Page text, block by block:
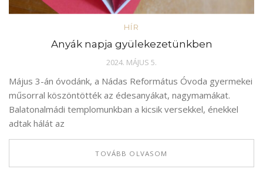
HÍR
Anyák napja gyülekezetünkben
2024. MÁJUS 5.
Május 3-án óvodánk, a Nádas Református Óvoda gyermekei
műsorral köszöntötték az édesanyákat, nagymamákat.
Balatonalmádi templomunkban a kicsik versekkel, énekkel
adtak hálát az
TOVÁBB OLVASOM